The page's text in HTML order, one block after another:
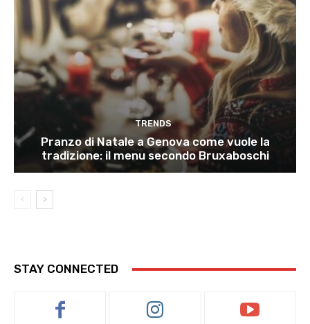
TRENDS
Pranzo di Natale a Genova come vuole la
tradizione: il menu secondo Bruxaboschi
STAY CONNECTED